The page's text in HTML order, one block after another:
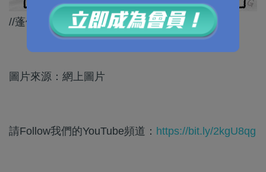
//蓬佩奧制裁制上癮，瘋狂之至！//
圖片來源：網上圖片
請Follow我們的YouTube頻道： https://bit.ly/2kgU8qg